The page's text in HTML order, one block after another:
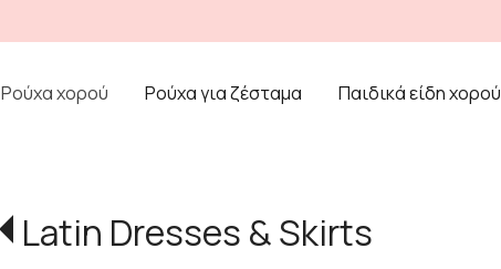
Ρούχα χορού Ρούχα για ζέσταμα Παιδικά είδη χορού
Latin Dresses & Skirts